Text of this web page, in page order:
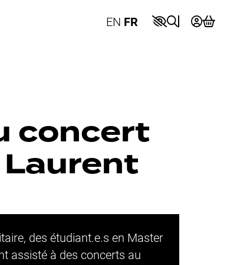
EN FR
concert
des étudiant.e.s en Master
assisté à des concerts au